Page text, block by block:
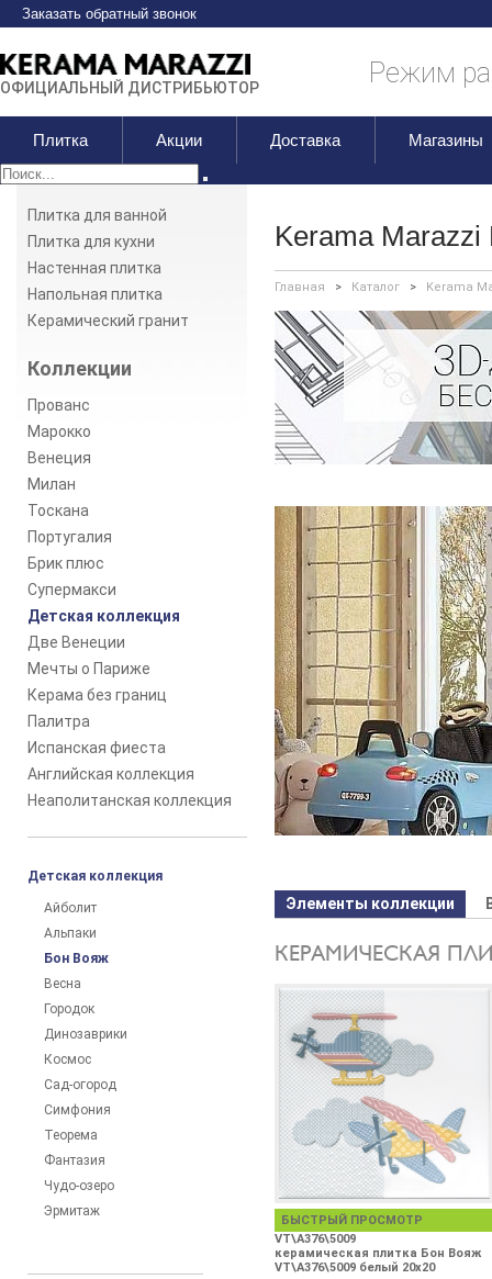
Заказать обратный звонок
ОФИЦИАЛЬНЫЙ ДИСТРИБЬЮТОР Режим
Плитка Акции Доставка Магазины
Плитка для ванной
Плитка для кухни
Настенная плитка
Напольная плитка
Керамический гранит
Коллекции
Прованс
Марокко
Венеция
Милан
Тоскана
Португалия
Брик плюс
Супермакси
Детская коллекция
Две Венеции
Мечты о Париже
Керама без границ
Палитра
Испанская фиеста
Английская коллекция
Неаполитанская коллекция
Детская коллекция
Айболит
Альпаки
Бон Вояж
Весна
Городок
Динозаврики
Космос
Сад-огород
Симфония
Теорема
Фантазия
Чудо-озеро
Эрмитаж
Kerama
Главная > Каталог > Kerama
Элементы коллекции
КЕРАМИЧЕСКАЯ
БЫСТРЫЙ ПРОСМОТР
VT\A376\5009
керамическая плитка Бон Вояж
VT\A376\5009 белый 20х20